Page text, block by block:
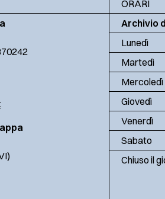
ORARI
Archivio
Lunedì
Martedì
Mercoledì
Giovedì
Venerdì
Sabato
Chiuso il